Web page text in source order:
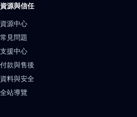
資源與信任
資源中心
常見問題
支援中心
付款與售後
資料與安全
全站導覽